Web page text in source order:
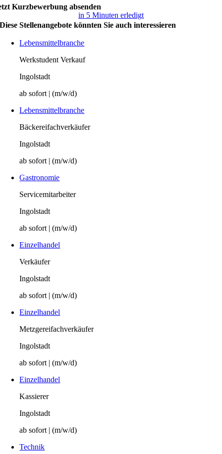
Kurzbewerbung absenden
in 5 Minuten erledigt
Diese Stellenangebote könnten Sie auch interessieren
Lebensmittelbranche
Werkstudent Verkauf
Ingolstadt
ab sofort | (m/w/d)
Lebensmittelbranche
Bäckereifachverkäufer
Ingolstadt
ab sofort | (m/w/d)
Gastronomie
Servicemitarbeiter
Ingolstadt
ab sofort | (m/w/d)
Einzelhandel
Verkäufer
Ingolstadt
ab sofort | (m/w/d)
Einzelhandel
Metzgereifachverkäufer
Ingolstadt
ab sofort | (m/w/d)
Einzelhandel
Kassierer
Ingolstadt
ab sofort | (m/w/d)
Technik